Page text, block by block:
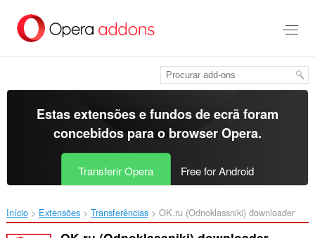
para
Estas extensões e fundos de ecrã foram
concebidos para o browser Opera.
Transferir Opera Free for Android
Início Extensões Transferências OK.ru (Odnoklassniki) downloader‎